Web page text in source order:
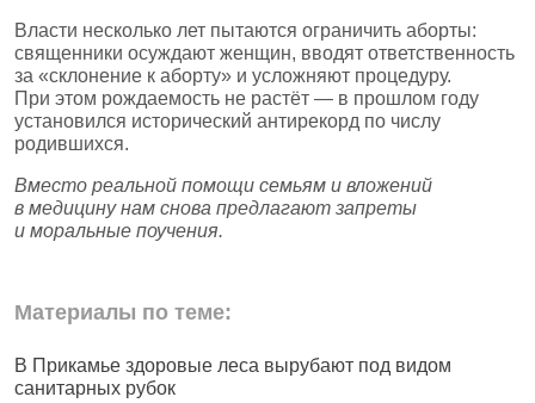
Власти несколько лет пытаются ограничить аборты:
священники осуждают женщин, вводят ответственность
за «склонение к аборту» и усложняют процедуру.
При этом рождаемость не растёт — в прошлом году
установился исторический антирекорд по числу
родившихся.
Вместо реальной помощи семьям и вложений
в медицину нам снова предлагают запреты
и моральные поучения.
Материалы по теме:
В Прикамье здоровые леса вырубают под видом
санитарных рубок